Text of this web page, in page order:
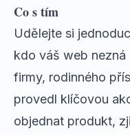
Co s tím
Udělejte si
kdo váš web nezná
firmy, rodinného
provedl klíčovou
objednat produkt,